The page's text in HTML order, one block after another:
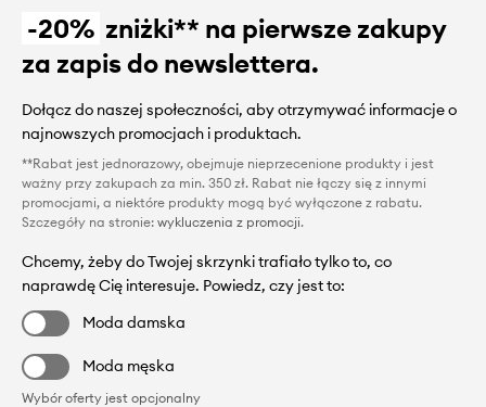
-20% zniżki** na pierwsze zakupy
za zapis do newslettera.
Dołącz do naszej społeczności, aby otrzymywać informacje o
najnowszych promocjach i produktach.
**Rabat jest jednorazowy, obejmuje nieprzecenione produkty i jest
ważny przy zakupach za min. 350 zł. Rabat nie łączy się z innymi
promocjami, a niektóre produkty mogą być wyłączone z rabatu.
Szczegóły na stronie: wykluczenia z promocji.
Chcemy, żeby do Twojej skrzynki trafiało tylko to, co
naprawdę Cię interesuje. Powiedz, czy jest to:
Moda damska
Moda męska
Wybór oferty jest opcjonalny